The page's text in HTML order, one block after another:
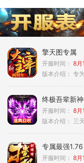
擎天图专属
开服时间： 8月
版本介绍： 专
终极吾辈新
开服时间： 8月
版本介绍： 三
专属最强1.76
开服时间： 8月